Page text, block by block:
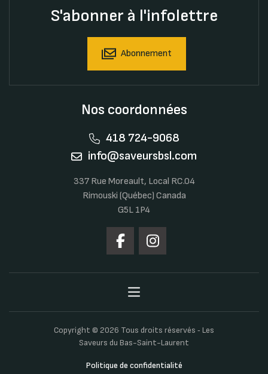
S'abonner à l'infolettre
Abonnement
Nos coordonnées
418 724-9068
info@saveursbsl.com
337 Rue Moreault, Local RC.04
Rimouski (Québec) Canada
G5L 1P4
Copyright © 2026 Tous droits réservés ‐ Les
Saveurs du Bas-Saint-Laurent
Politique de confidentialité